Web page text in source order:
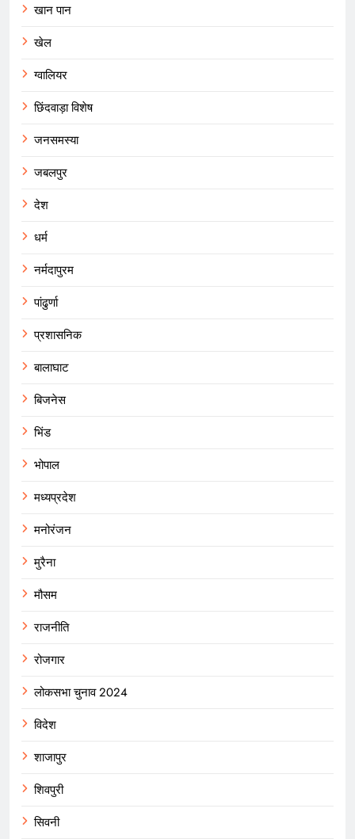
खान पान
खेल
ग्वालियर
छिंदवाड़ा विशेष
जनसमस्या
जबलपुर
देश
धर्म
नर्मदापुरम
पांढुर्णा
प्रशासनिक
बालाघाट
बिजनेस
भिंड
भोपाल
मध्यप्रदेश
मनोरंजन
मुरैना
मौसम
राजनीति
रोजगार
लोकसभा चुनाव 2024
विदेश
शाजापुर
शिवपुरी
सिवनी